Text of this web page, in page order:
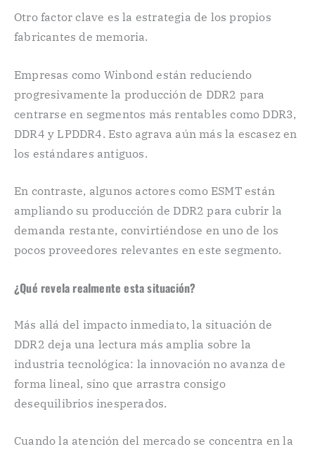
Otro factor clave es la estrategia de los propios
fabricantes de memoria.
Empresas como Winbond están reduciendo
progresivamente la producción de DDR2 para
centrarse en segmentos más rentables como DDR3,
DDR4 y LPDDR4. Esto agrava aún más la escasez en
los estándares antiguos.
En contraste, algunos actores como ESMT están
ampliando su producción de DDR2 para cubrir la
demanda restante, convirtiéndose en uno de los
pocos proveedores relevantes en este segmento.
¿Qué revela realmente esta situación?
Más allá del impacto inmediato, la situación de
DDR2 deja una lectura más amplia sobre la
industria tecnológica: la innovación no avanza de
forma lineal, sino que arrastra consigo
desequilibrios inesperados.
Cuando la atención del mercado se concentra en la